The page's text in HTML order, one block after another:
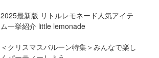
2025最新版 リトルレモネード人気アイテ
ム一挙紹介 little lemonade
＜クリスマスバルーン特集＞みんなで楽し